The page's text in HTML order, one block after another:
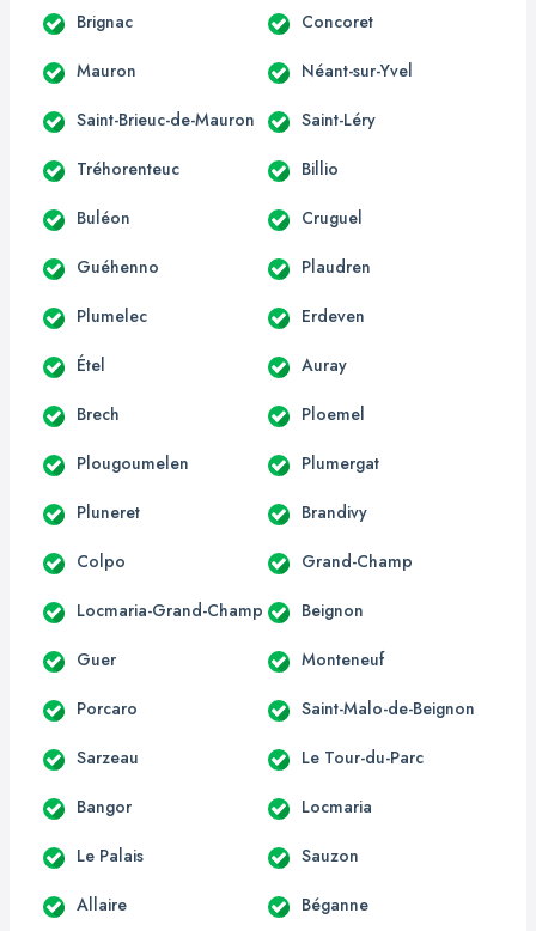
Brignac Concoret
Mauron Néant-sur-Yvel
Saint-Brieuc-de-Mauron Saint-Léry
Tréhorenteuc Billio
Buléon Cruguel
Guéhenno Plaudren
Plumelec Erdeven
Étel Auray
Brech Ploemel
Plougoumelen Plumergat
Pluneret Brandivy
Colpo Grand-Champ
Locmaria-Grand-Champ Beignon
Guer Monteneuf
Porcaro Saint-Malo-de-Beignon
Sarzeau Le Tour-du-Parc
Bangor Locmaria
Le Palais Sauzon
Allaire Béganne